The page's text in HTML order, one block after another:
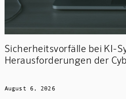
Sicherheitsvorfälle bei KI-
Herausforderungen der
August 6, 2026